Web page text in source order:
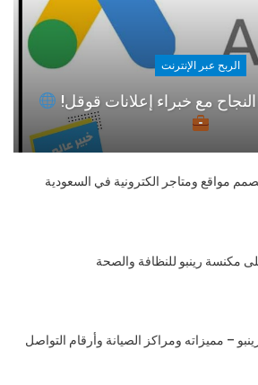
الربح عبر الإنترنت
مع خبراء إعلانات قوقل!
مواقع ومتاجر الكترونية في السعودية
مكنسة رينبو للنظافة والصحة
– مميزاته ومراكز الصيانة وأرقام التواصل